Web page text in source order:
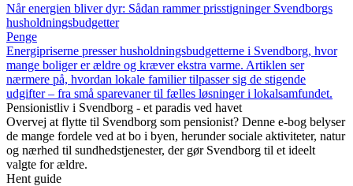
Når energien bliver dyr: Sådan rammer prisstigninger Svendborgs
husholdningsbudgetter
Penge
Energipriserne presser husholdningsbudgetterne i Svendborg, hvor
mange boliger er ældre og kræver ekstra varme. Artiklen ser
nærmere på, hvordan lokale familier tilpasser sig de stigende
udgifter – fra små sparevaner til fælles løsninger i lokalsamfundet.
Pensionistliv i Svendborg - et paradis ved havet
Overvej at flytte til Svendborg som pensionist? Denne e-bog belyser
de mange fordele ved at bo i byen, herunder sociale aktiviteter, natur
og nærhed til sundhedstjenester, der gør Svendborg til et ideelt
valgte for ældre.
Hent guide